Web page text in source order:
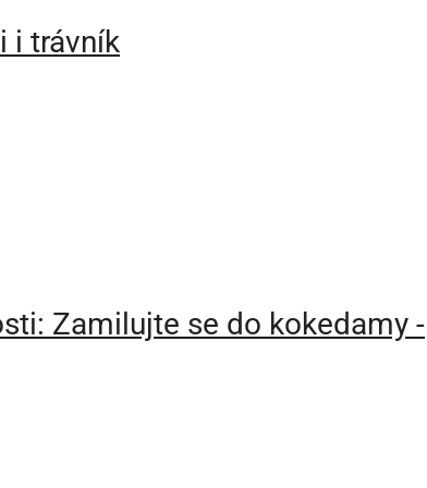
i trávník
Zamilujte se do kokedamy -